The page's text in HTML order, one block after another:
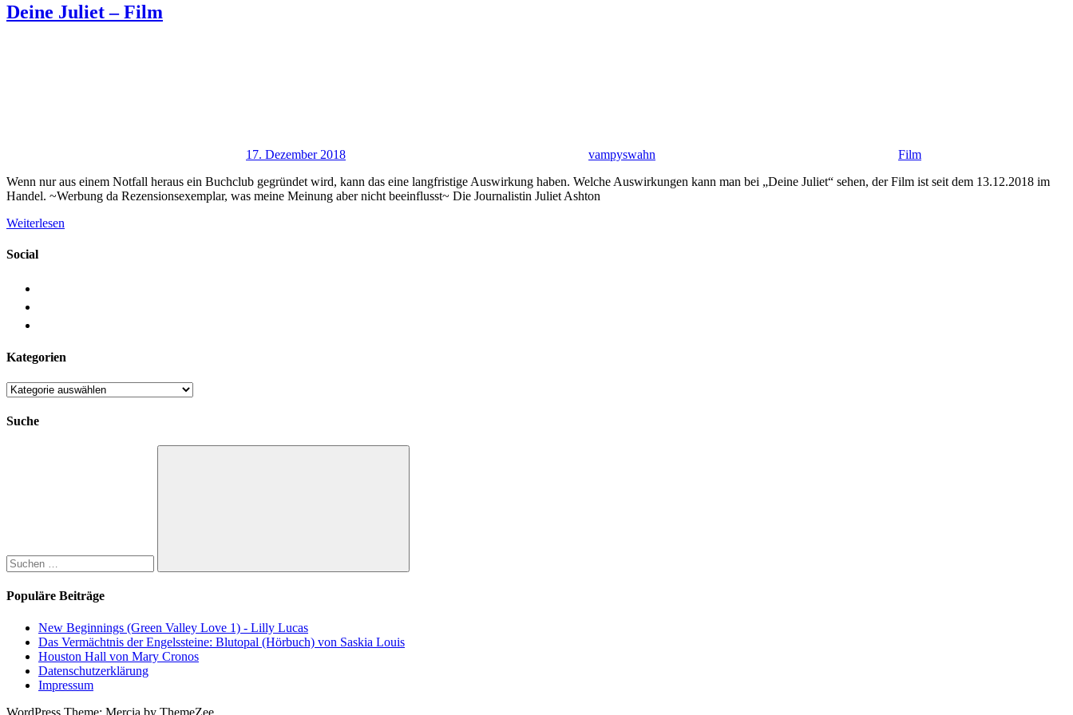
Deine Juliet – Film
17. Dezember 2018 vampyswahn
Film
Wenn nur aus einem Notfall heraus ein Buchclub gegründet wird, kann das eine langfristige Auswirkung haben. Welche Auswirkungen kann man bei „Deine Juliet“ sehen, der Film ist seit dem 13.12.2018 im
Handel. ~Werbung da Rezensionsexemplar, was meine Meinung aber nicht beeinflusst~ Die Journalistin Juliet Ashton
Weiterlesen
Social
Kategorien
Kategorien
Suche
Suchen
Populäre Beiträge
New Beginnings (Green Valley Love 1) - Lilly Lucas
Das Vermächtnis der Engelssteine: Blutopal (Hörbuch) von Saskia Louis
Houston Hall von Mary Cronos
Datenschutzerklärung
Impressum
WordPress Theme: Mercia by ThemeZee.